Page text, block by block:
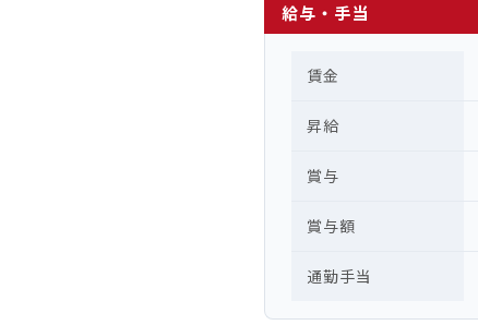
給与・手当
賃金
昇給
賞与
賞与額
通勤手当